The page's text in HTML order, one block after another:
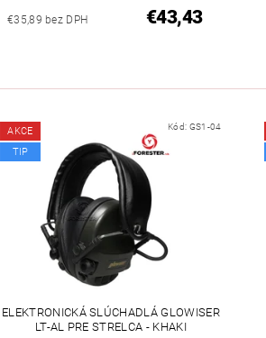
€35,89 bez DPH €43,43
AKCE
TIP
Kód: GS1-04
ELEKTRONICKÁ SLÚCHADLÁ GLOWISER
LT-AL PRE STRELCA - KHAKI